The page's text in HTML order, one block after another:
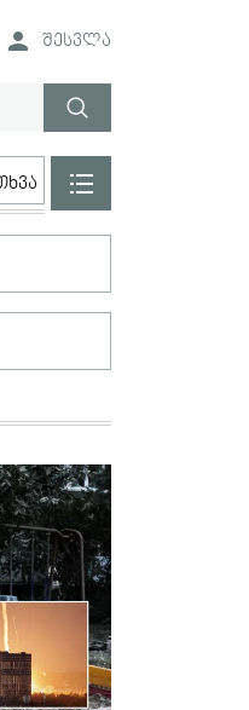
შესვლა